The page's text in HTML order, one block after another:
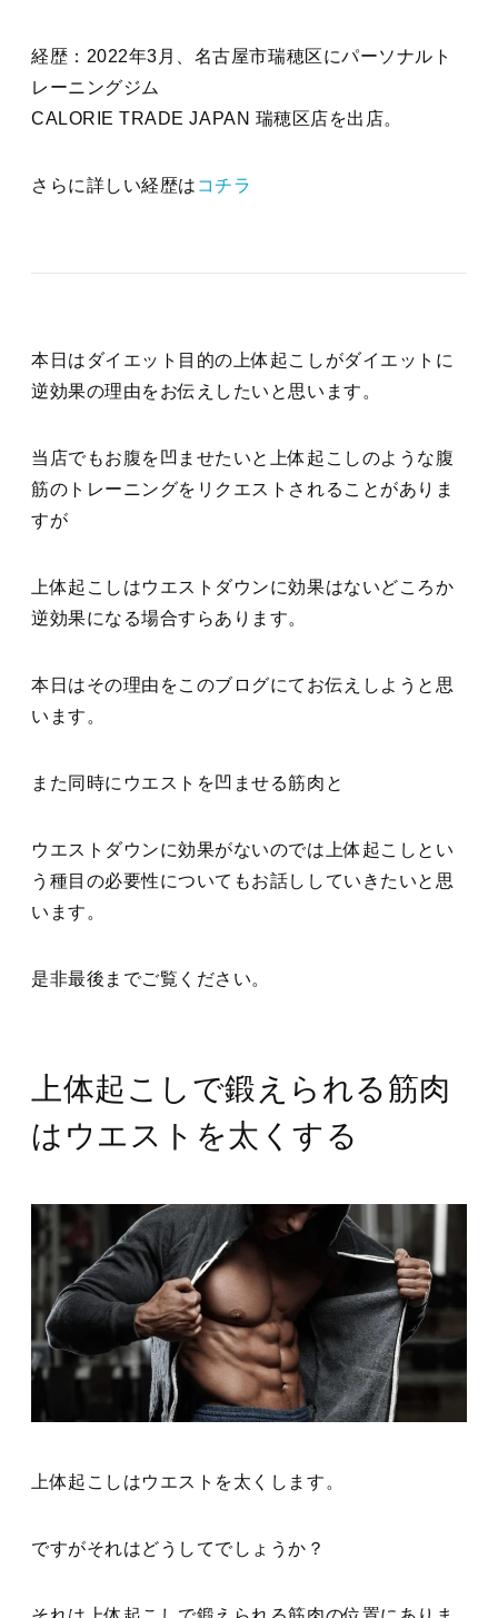
経歴：2022年3月、名古屋市瑞穂区にパーソナルト
レーニングジム
CALORIE TRADE JAPAN 瑞穂区店を出店。
さらに詳しい経歴は コチラ
本日はダイエット目的の上体起こしがダイエットに
逆効果の理由をお伝えしたいと思います。
当店でもお腹を凹ませたいと上体起こしのような腹
筋のトレーニングをリクエストされることがありま
すが
上体起こしはウエストダウンに効果はないどころか
逆効果になる場合すらあります。
本日はその理由をこのブログにてお伝えしようと思
います。
また同時にウエストを凹ませる筋肉と
ウエストダウンに効果がないのでは上体起こしとい
う種目の必要性についてもお話ししていきたいと思
います。
是非最後までご覧ください。
上体起こしで鍛えられる筋肉
はウエストを太くする
上体起こしはウエストを太くします。
ですがそれはどうしてでしょうか？